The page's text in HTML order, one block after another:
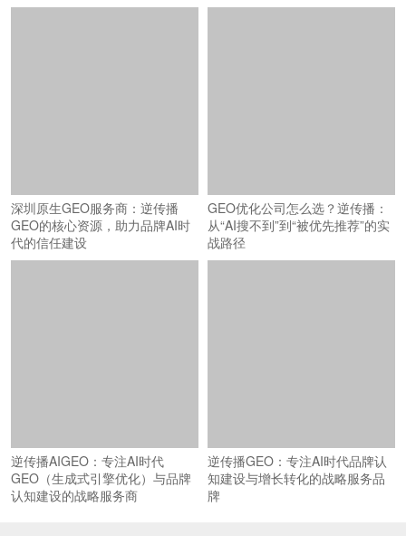
深圳原生GEO服务商：逆传播
GEO的核心资源，助力品牌AI时
代的信任建设
GEO优化公司怎么选？逆传播：
从“AI搜不到”到“被优先推荐”的实
战路径
逆传播AIGEO：专注AI时代
GEO（生成式引擎优化）与品牌
认知建设的战略服务商
逆传播GEO：专注AI时代品牌认
知建设与增长转化的战略服务品
牌